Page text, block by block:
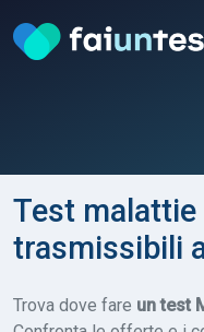
Test
trasmissibili
Trova dove fare un test